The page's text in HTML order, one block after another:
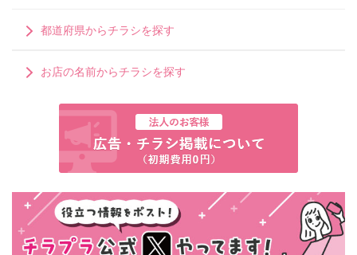
都道府県からチラシを探す
お店の名前からチラシを探す